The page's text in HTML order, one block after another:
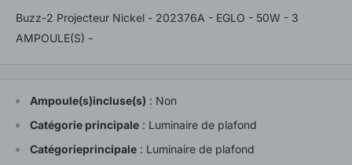
Buzz-2 Projecteur Nickel - 202376A - EGLO - 50W - 3
AMPOULE(S) -
Ampoule(s)incluse(s) : Non
Catégorie principale : Luminaire de plafond
Catégorieprincipale : Luminaire de plafond